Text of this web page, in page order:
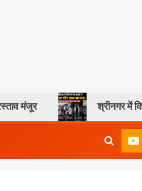
श्रीनगर में किराये के